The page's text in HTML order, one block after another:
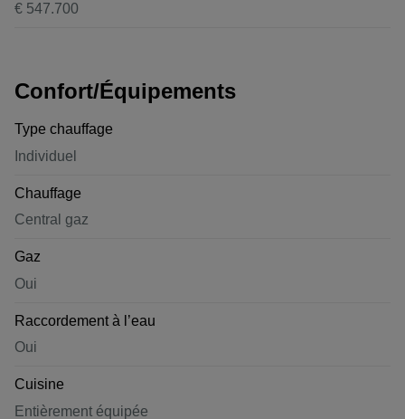
€ 547.700
Confort/Équipements
Type chauffage
Individuel
Chauffage
Central gaz
Gaz
Oui
Raccordement à l’eau
Oui
Cuisine
Entièrement équipée